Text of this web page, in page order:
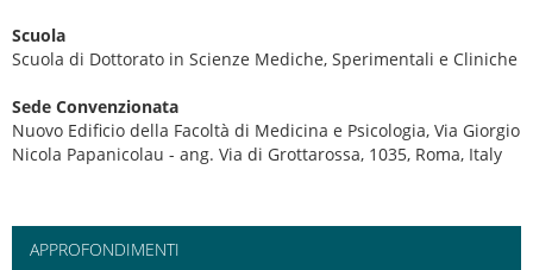
Scuola
Scuola di Dottorato in Scienze Mediche, Sperimentali e Cliniche
Sede Convenzionata
Nuovo Edificio della Facoltà di Medicina e Psicologia, Via Giorgio
Nicola Papanicolau - ang. Via di Grottarossa, 1035, Roma, Italy
APPROFONDIMENTI